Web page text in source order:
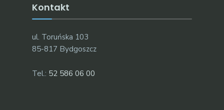
Kontakt
ul. Toruńska 103
85-817 Bydgoszcz
Tel.: 52 586 06 00